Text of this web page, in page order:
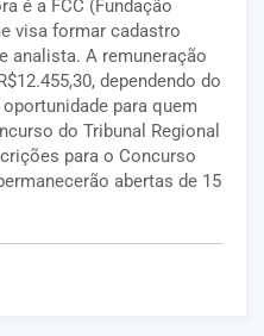
é a FCC (Fundação
visa formar cadastro
analista. A remuneração
dependendo do
para quem
do Tribunal Regional
para o Concurso
abertas de 15